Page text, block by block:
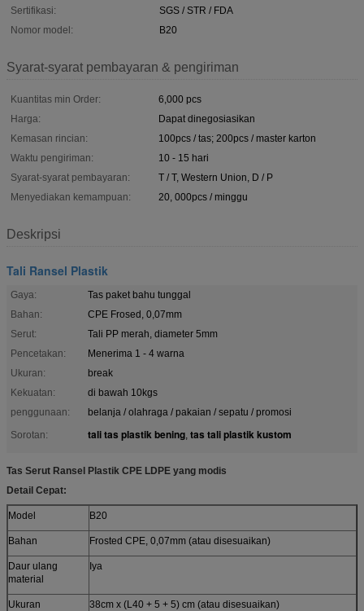
Sertifikasi:
SGS / STR / FDA
Nomor model:
B20
Syarat-syarat pembayaran & pengiriman
Kuantitas min Order:
6,000 pcs
Harga:
Dapat dinegosiasikan
Kemasan rincian:
100pcs / tas; 200pcs / master karton
Waktu pengiriman:
10 - 15 hari
Syarat-syarat pembayaran:
T / T, Western Union, D / P
Menyediakan kemampuan:
20, 000pcs / minggu
Deskripsi
Tali Ransel Plastik
Gaya:
Tas paket bahu tunggal
Bahan:
CPE Frosed, 0,07mm
Serut:
Tali PP merah, diameter 5mm
Pencetakan:
Menerima 1 - 4 warna
Ukuran:
break
Kekuatan:
di bawah 10kgs
penggunaan:
belanja / olahraga / pakaian / sepatu / promosi
Sorotan:
tali tas plastik bening, tas tali plastik kustom
Tas Serut Ransel Plastik CPE LDPE yang modis
Detail Cepat:
Model B20
Bahan Frosted CPE, 0,07mm (atau disesuaikan)
Daur ulang
material
Iya
Ukuran 38cm x (L40 + 5 + 5) cm (atau disesuaikan)